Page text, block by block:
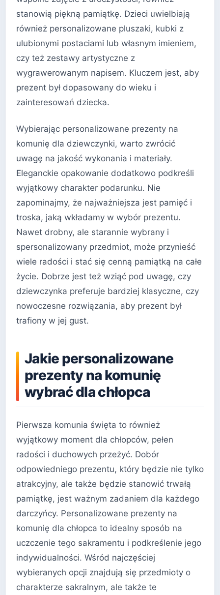
stanowią piękną pamiątkę. Dzieci uwielbiają
również personalizowane pluszaki, kubki z
ulubionymi postaciami lub własnym imieniem,
czy też zestawy artystyczne z
wygrawerowanym napisem. Kluczem jest, aby
prezent był dopasowany do wieku i
zainteresowań dziecka.
Wybierając personalizowane prezenty na
komunię dla dziewczynki, warto zwrócić
uwagę na jakość wykonania i materiały.
Eleganckie opakowanie dodatkowo podkreśli
wyjątkowy charakter podarunku. Nie
zapominajmy, że najważniejsza jest pamięć i
troska, jaką wkładamy w wybór prezentu.
Nawet drobny, ale starannie wybrany i
spersonalizowany przedmiot, może przynieść
wiele radości i stać się cenną pamiątką na całe
życie. Dobrze jest też wziąć pod uwagę, czy
dziewczynka preferuje bardziej klasyczne, czy
nowoczesne rozwiązania, aby prezent był
trafiony w jej gust.
Jakie personalizowane
prezenty na komunię
wybrać dla chłopca
Pierwsza komunia święta to również
wyjątkowy moment dla chłopców, pełen
radości i duchowych przeżyć. Dobór
odpowiedniego prezentu, który będzie nie tylko
atrakcyjny, ale także będzie stanowić trwałą
pamiątkę, jest ważnym zadaniem dla każdego
darczyńcy. Personalizowane prezenty na
komunię dla chłopca to idealny sposób na
uczczenie tego sakramentu i podkreślenie jego
indywidualności. Wśród najczęściej
wybieranych opcji znajdują się przedmioty o
charakterze sakralnym, ale także te